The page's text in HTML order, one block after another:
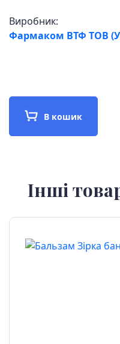
Виробник:
Фармаком ВТФ ТОВ
В кошик
Інші